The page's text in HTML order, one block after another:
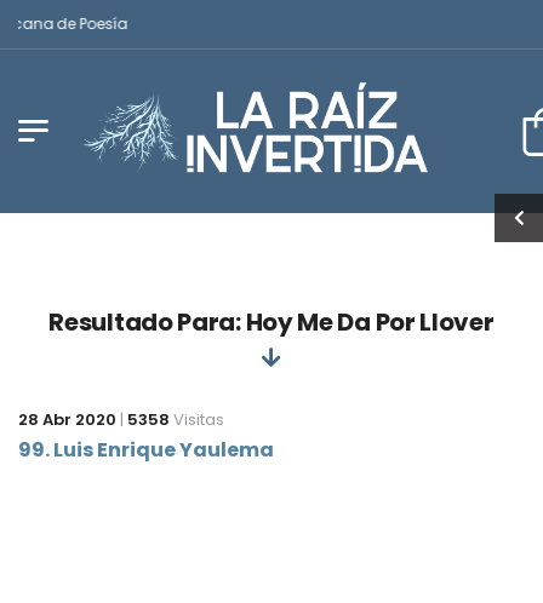
de Poesía
Resultado Para: Hoy Me Da Por Llover
28 Abr 2020 | 5358 Visitas
99. Luis Enrique Yaulema